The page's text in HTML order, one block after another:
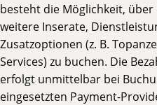
besteht die Möglichkeit,
weitere Inserate,
Zusatzoptionen (z. B.
Services) zu buchen. Die
erfolgt unmittelbar bei
eingesetzten Payment-